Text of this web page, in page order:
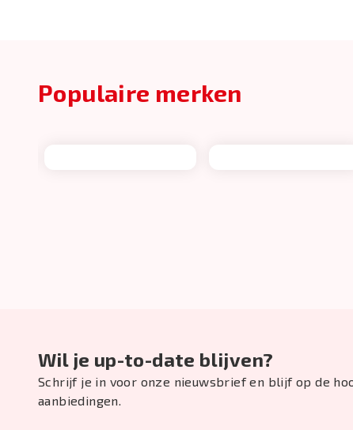
Populaire merken
Wil je up-to-date blijven?
Schrijf je in voor onze nieuwsbrief en blijf op de
aanbiedingen.